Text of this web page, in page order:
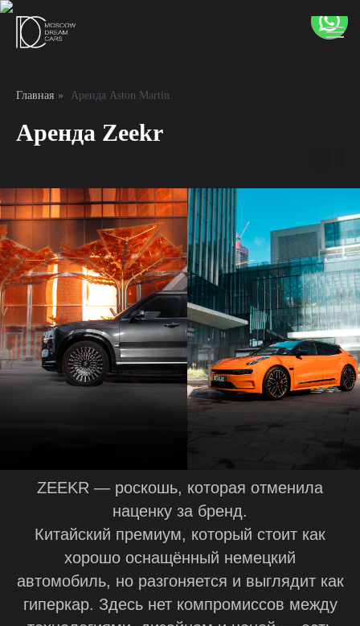
Главная » Аренда Aston Martin
Аренда Zeekr
ZEEKR — роскошь, которая отменила
наценку за бренд.
Китайский премиум, который стоит как
хорошо оснащённый немецкий
автомобиль, но разгоняется и выглядит как
гиперкар. Здесь нет компромиссов между